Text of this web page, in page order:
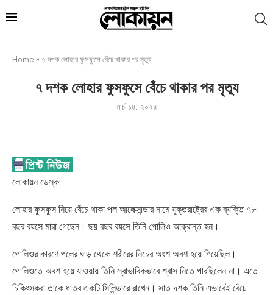
Home » ৭ দশক লোহার ফুসফুসে বেঁচে থাকার পর মৃত্যু
৭ দশক লোহার ফুসফুসে বেঁচে থাকার পর মৃত্যু
মার্চ ১৪, ২০২৪
লোকায়ন ডেস্ক:
লোহার ফুসফুস নিয়ে বেঁচে থাকা পল আলেক্সান্ডার নামে যুক্তরাষ্ট্রের এক ব্যক্তি ৭৮
বছর বয়সে মারা গেছেন। ছয় বছর বয়সে তিনি পোলিও আক্রান্ত হন।
পোলিওর কারণে পলের ঘাড় থেকে শরীরের নিচের অংশ অবশ হয়ে গিয়েছিল।
পোলিওতে অবশ হয়ে যাওয়ায় তিনি স্বাভাবিকভাবে শ্বাস নিতে পারছিলেন না। এতে
চিকিৎসকরা তাকে ধাতব একটি সিলিন্ডারে রাখেন। সাত দশক তিনি এভাবেই বেঁচে